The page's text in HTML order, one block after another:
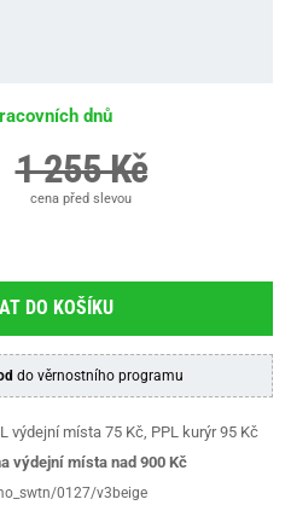
dnů
1 255 Kč
cena před slevou
DO KOŠÍKU
do věrnostního programu
výdejní místa 75 Kč, PPL kurýr 95 Kč
výdejní místa nad 900 Kč
0127/v3beige